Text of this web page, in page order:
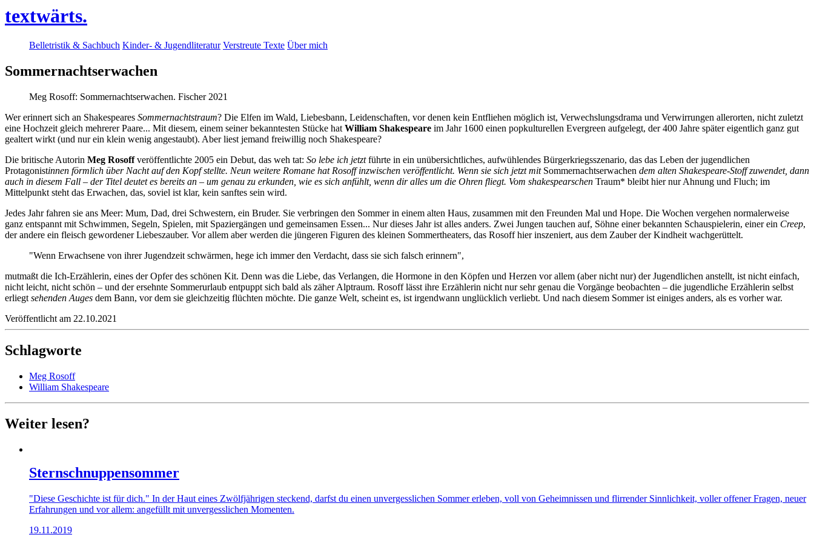
textwärts.
Belletristik & Sachbuch Kinder- & Jugendliteratur Verstreute Texte Über mich
Sommernachtserwachen
Meg Rosoff: Sommernachtserwachen. Fischer 2021
Wer erinnert sich an Shakespeares Sommernachtstraum? Die Elfen im Wald, Liebesbann, Leidenschaften, vor denen kein Entfliehen möglich ist, Verwechslungsdrama und Verwirrungen allerorten, nicht zuletzt
eine Hochzeit gleich mehrerer Paare... Mit diesem, einem seiner bekanntesten Stücke hat William Shakespeare im Jahr 1600 einen popkulturellen Evergreen aufgelegt, der 400 Jahre später eigentlich ganz gut
gealtert wirkt (und nur ein klein wenig angestaubt). Aber liest jemand freiwillig noch Shakespeare?
Die britische Autorin Meg Rosoffveröffentlichte 2005 ein Debut, das weh tat: So lebe ich jetztführte in ein unübersichtliches, aufwühlendes Bürgerkriegsszenario, das das Leben der jugendlichen
Protagonistinnen förmlich über Nacht auf den Kopf stellte. Neun weitere Romane hat Rosoff inzwischen veröffentlicht. Wenn sie sich jetzt mit Sommernachtserwachen dem alten Shakespeare-Stoff zuwendet, dann
auch in diesem Fall – der Titel deutet es bereits an – um genau zu erkunden, wie es sich anfühlt, wenn dir alles um die Ohren fliegt. Vom shakespearschen Traum* bleibt hier nur Ahnung und Fluch; im
Mittelpunkt steht das Erwachen, das, soviel ist klar, kein sanftes sein wird.
Jedes Jahr fahren sie ans Meer: Mum, Dad, drei Schwestern, ein Bruder. Sie verbringen den Sommer in einem alten Haus, zusammen mit den Freunden Mal und Hope. Die Wochen vergehen normalerweise
ganz entspannt mit Schwimmen, Segeln, Spielen, mit Spaziergängen und gemeinsamen Essen... Nur dieses Jahr ist alles anders. Zwei Jungen tauchen auf, Söhne einer bekannten Schauspielerin, einer ein Creep,
der andere ein fleisch gewordener Liebeszauber. Vor allem aber werden die jüngeren Figuren des kleinen Sommertheaters, das Rosoff hier inszeniert, aus dem Zauber der Kindheit wachgerüttelt.
"Wenn Erwachsene von ihrer Jugendzeit schwärmen, hege ich immer den Verdacht, dass sie sich falsch erinnern",
mutmaßt die Ich-Erzählerin, eines der Opfer des schönen Kit. Denn was die Liebe, das Verlangen, die Hormone in den Köpfen und Herzen vor allem (aber nicht nur) der Jugendlichen anstellt, ist nicht einfach,
nicht leicht, nicht schön – und der ersehnte Sommerurlaub entpuppt sich bald als zäher Alptraum. Rosoff lässt ihre Erzählerin nicht nur sehr genau die Vorgänge beobachten – die jugendliche Erzählerin selbst
erliegt sehenden Auges dem Bann, vor dem sie gleichzeitig flüchten möchte. Die ganze Welt, scheint es, ist irgendwann unglücklich verliebt. Und nach diesem Sommer ist einiges anders, als es vorher war.
Veröffentlicht am 22.10.2021
Schlagworte
Meg Rosoff
William Shakespeare
Weiter lesen?
Sternschnuppensommer
"Diese Geschichte ist für dich." In der Haut eines Zwölfjährigen steckend, darfst du einen unvergesslichen Sommer erleben, voll von Geheimnissen und flirrender Sinnlichkeit, voller offener Fragen, neuer
Erfahrungen und vor allem: angefüllt mit unvergesslichen Momenten.
19.11.2019